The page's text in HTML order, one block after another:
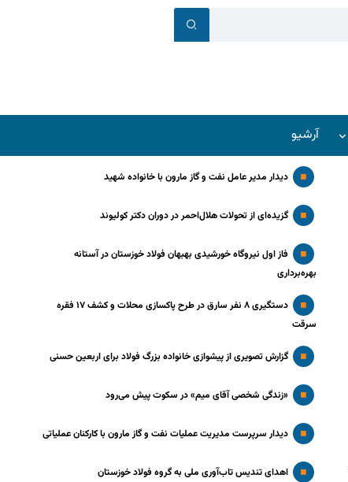
آرشیو
دیدار مدیر عامل نفت و گاز مارون با خانواده شهید
گزیده‌ای از تحولات هلال‌احمر در دوران دکتر کولیوند
فاز اول نیروگاه خورشیدی بهبهان فولاد خوزستان در آستانه
بهره‌برداری
دستگیری ۸ نفر سارق در طرح پاکسازی محلات و کشف ۱۷ فقره
سرقت
گزارش تصویری از پیشوازی خانواده بزرگ فولاد برای اربعین حسنی
«زندگی شخصی آقای میم» در سکوت پیش می‌رود
دیدار سرپرست مدیریت عملیات نفت و گاز مارون با کارکنان عملیاتی
اهدای تندیس تاب‌آوری ملی به گروه فولاد خوزستان